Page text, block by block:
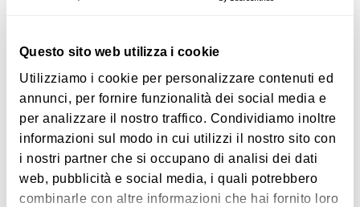
Questo sito web utilizza i cookie
Utilizziamo i cookie per personalizzare contenuti ed
annunci, per fornire funzionalità dei social media e
per analizzare il nostro traffico. Condividiamo inoltre
informazioni sul modo in cui utilizzi il nostro sito con
i nostri partner che si occupano di analisi dei dati
web, pubblicità e social media, i quali potrebbero
combinarle con altre informazioni che hai fornito loro
Mondine in bicicletta
BENTIVOGLIO